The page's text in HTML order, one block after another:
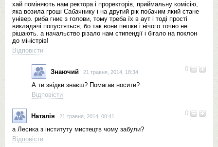
хай поміняють нам ректора і проректорів, приймальну комісію,
яка возила гроші Сабачнику і на другий рік побачим який стане
універ. риба гниє з голови, тому треба їх в аут і тоді прості
викладачі попустяться, бо так вони пешки і нічого точно не
рішають. а начальство різало нам стипендії і бігало на поклон
до міністрів!
Відповісти
0
Знаючий 21 травня, 2014, 18:34
А ти звідки знаєш? Помагав носити?
Відповісти
0
Наталія 21 травня, 2014, 00:41
а Лесика з інституту мистецтв чому забули?
Відповісти